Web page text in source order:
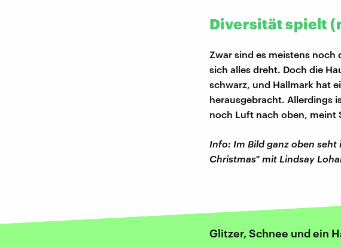
Diversität spielt
Zwar sind es meistens
sich alles dreht. Doch die
schwarz, und Hallmark hat
herausgebracht. Allerdings
noch Luft nach oben, meint
Info: Im Bild ganz oben seht
Christmas" mit Lindsay
Glitzer, Schnee und ein